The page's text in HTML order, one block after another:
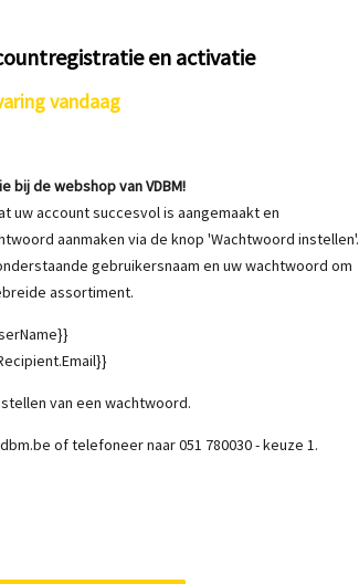
en activatie
vandaag
bij de webshop van VDBM!
uw account succesvol is aangemaakt en
aanmaken via de knop 'Wachtwoord instellen'.
gebruikersnaam en uw wachtwoord om
assortiment.
van een wachtwoord.
of telefoneer naar 051 780030 - keuze 1.